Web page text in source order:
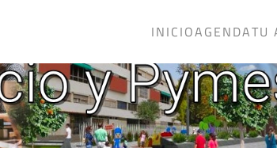
INICIOAGENDATU